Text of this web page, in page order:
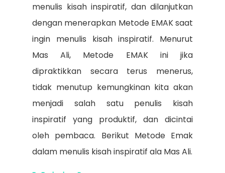
menulis kisah inspiratif, dan dilanjutkan
dengan menerapkan Metode EMAK saat
ingin menulis kisah inspiratif. Menurut
Mas Ali, Metode EMAK ini jika
dipraktikkan secara terus menerus,
tidak menutup kemungkinan kita akan
menjadi salah satu penulis kisah
inspiratif yang produktif, dan dicintai
oleh pembaca. Berikut Metode Emak
dalam menulis kisah inspiratif ala Mas Ali.